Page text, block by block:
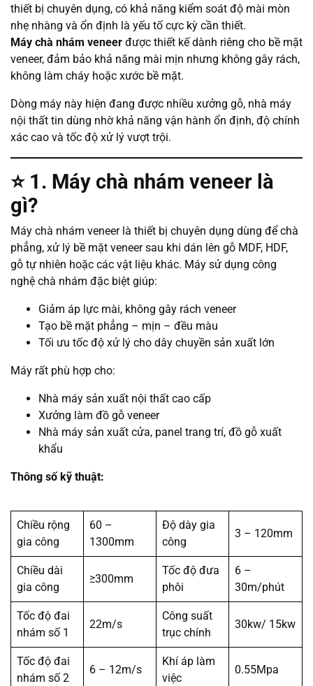
thiết bị chuyên dụng, có khả năng kiểm soát độ mài mòn
nhẹ nhàng và ổn định là yếu tố cực kỳ cần thiết.
Máy chà nhám veneer được thiết kế dành riêng cho bề mặt
veneer, đảm bảo khả năng mài mịn nhưng không gây rách,
không làm cháy hoặc xước bề mặt.
Dòng máy này hiện đang được nhiều xưởng gỗ, nhà máy
nội thất tin dùng nhờ khả năng vận hành ổn định, độ chính
xác cao và tốc độ xử lý vượt trội.
⭐ 1. Máy chà nhám veneer là
gì?
Máy chà nhám veneer là thiết bị chuyên dụng dùng để chà
phẳng, xử lý bề mặt veneer sau khi dán lên gỗ MDF, HDF,
gỗ tự nhiên hoặc các vật liệu khác. Máy sử dụng công
nghệ chà nhám đặc biệt giúp:
Giảm áp lực mài, không gây rách veneer
Tạo bề mặt phẳng – mịn – đều màu
Tối ưu tốc độ xử lý cho dây chuyền sản xuất lớn
Máy rất phù hợp cho:
Nhà máy sản xuất nội thất cao cấp
Xưởng làm đồ gỗ veneer
Nhà máy sản xuất cửa, panel trang trí, đồ gỗ xuất
khẩu
Thông số kỹ thuật:
Chiều rộng
gia công
60 –
1300mm
Độ dày gia
công
3 – 120mm
Chiều dài
gia công
≥300mm
Tốc độ đưa
phôi
6 –
30m/phút
Tốc độ đai
nhám số 1
22m/s
Công suất
trục chính
30kw/ 15kw
Tốc độ đai
nhám số 2
6 – 12m/s
Khí áp làm
việc
0.55Mpa